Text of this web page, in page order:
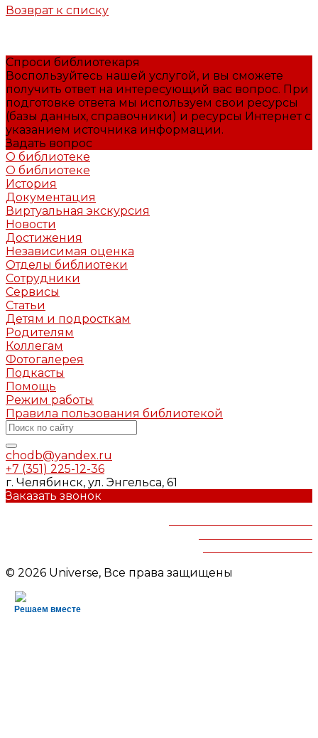
Возврат к списку
Спроси библиотекаря
Воспользуйтесь нашей услугой, и вы сможете
получить ответ на интересующий вас вопрос. При
подготовке ответа мы используем свои ресурсы
(базы данных, справочники) и ресурсы Интернет с
указанием источника информации.
Задать вопрос
О библиотеке
О библиотеке
История
Документация
Виртуальная экскурсия
Новости
Достижения
Независимая оценка
Отделы библиотеки
Сотрудники
Сервисы
Статьи
Детям и подросткам
Родителям
Коллегам
Фотогалерея
Подкасты
Помощь
Режим работы
Правила пользования библиотекой
chodb@yandex.ru
+7 (351) 225-12-36
г. Челябинск, ул. Энгельса, 61
Заказать звонок
© 2026 Universe, Все права защищены
Решаем вместе